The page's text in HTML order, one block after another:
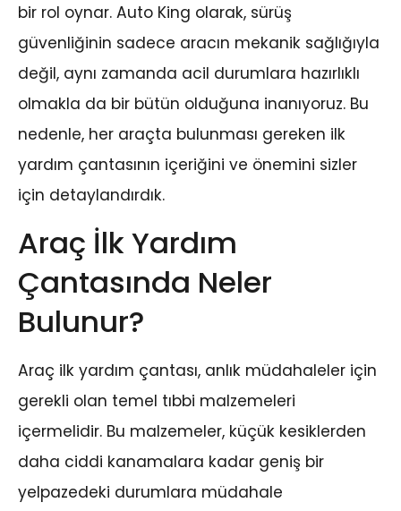
bir rol oynar. Auto King olarak, sürüş
güvenliğinin sadece aracın mekanik sağlığıyla
değil, aynı zamanda acil durumlara hazırlıklı
olmakla da bir bütün olduğuna inanıyoruz. Bu
nedenle, her araçta bulunması gereken ilk
yardım çantasının içeriğini ve önemini sizler
için detaylandırdık.
Araç İlk Yardım
Çantasında Neler
Bulunur?
Araç ilk yardım çantası, anlık müdahaleler için
gerekli olan temel tıbbi malzemeleri
içermelidir. Bu malzemeler, küçük kesiklerden
daha ciddi kanamalara kadar geniş bir
yelpazedeki durumlara müdahale